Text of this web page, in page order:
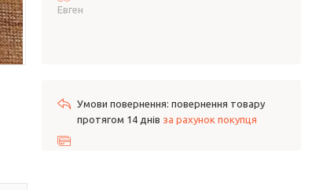
Евген
повернення товару
протягом 14 днів за рахунок покупця